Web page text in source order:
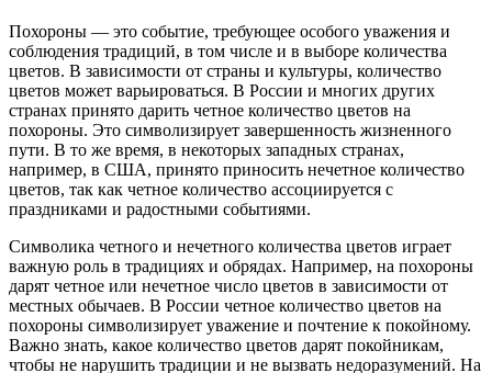
Похороны — это событие, требующее особого уважения и
соблюдения традиций, в том числе и в выборе количества
цветов. В зависимости от страны и культуры, количество
цветов может варьироваться. В России и многих других
странах принято дарить четное количество цветов на
похороны. Это символизирует завершенность жизненного
пути. В то же время, в некоторых западных странах,
например, в США, принято приносить нечетное количество
цветов, так как четное количество ассоциируется с
праздниками и радостными событиями.
Символика четного и нечетного количества цветов играет
важную роль в традициях и обрядах. Например, на похороны
дарят четное или нечетное число цветов в зависимости от
местных обычаев. В России четное количество цветов на
похороны символизирует уважение и почтение к покойному.
Важно знать, какое количество цветов дарят покойникам,
чтобы не нарушить традиции и не вызвать недоразумений. На